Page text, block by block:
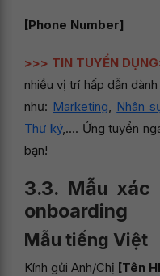
[Phone Number]
>>> TIN TUYỂN DỤNG:
nhiều vị trí hấp dẫn
như: Marketing Nhân
Thư ký,.... Ứng tuyển
bạn!
3.3. Mẫu xác
onboarding
Mẫu tiếng Việt
Kính gửi Anh/Chị [Tên